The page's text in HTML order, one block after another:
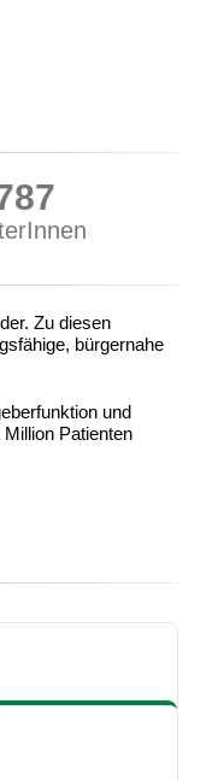
Zu diesen
bürgernahe
und
Patienten